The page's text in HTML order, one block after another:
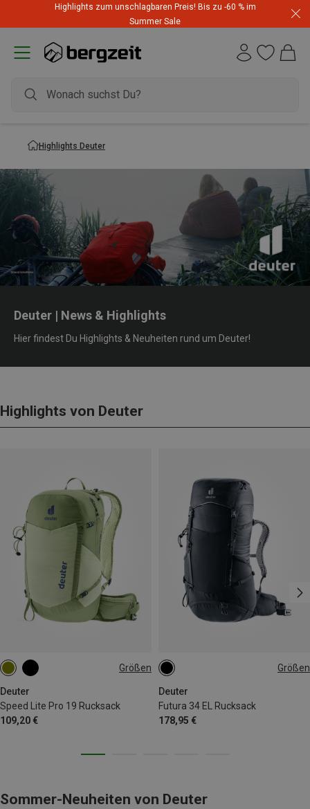
Highlights zum unschlagbaren Preis! Bis zu -60 % im
Summer Sale
Highlights Deuter
Deuter | News & Highlights
Hier findest Du Highlights & Neuheiten rund um Deuter!
Highlights von Deuter
Größen
Deuter
Speed Lite Pro 19 Rucksack
109,20 €
19L Größen
Deuter
Futura 34 EL Rucksack
178,95 €
34L
Sommer-Neuheiten von Deuter